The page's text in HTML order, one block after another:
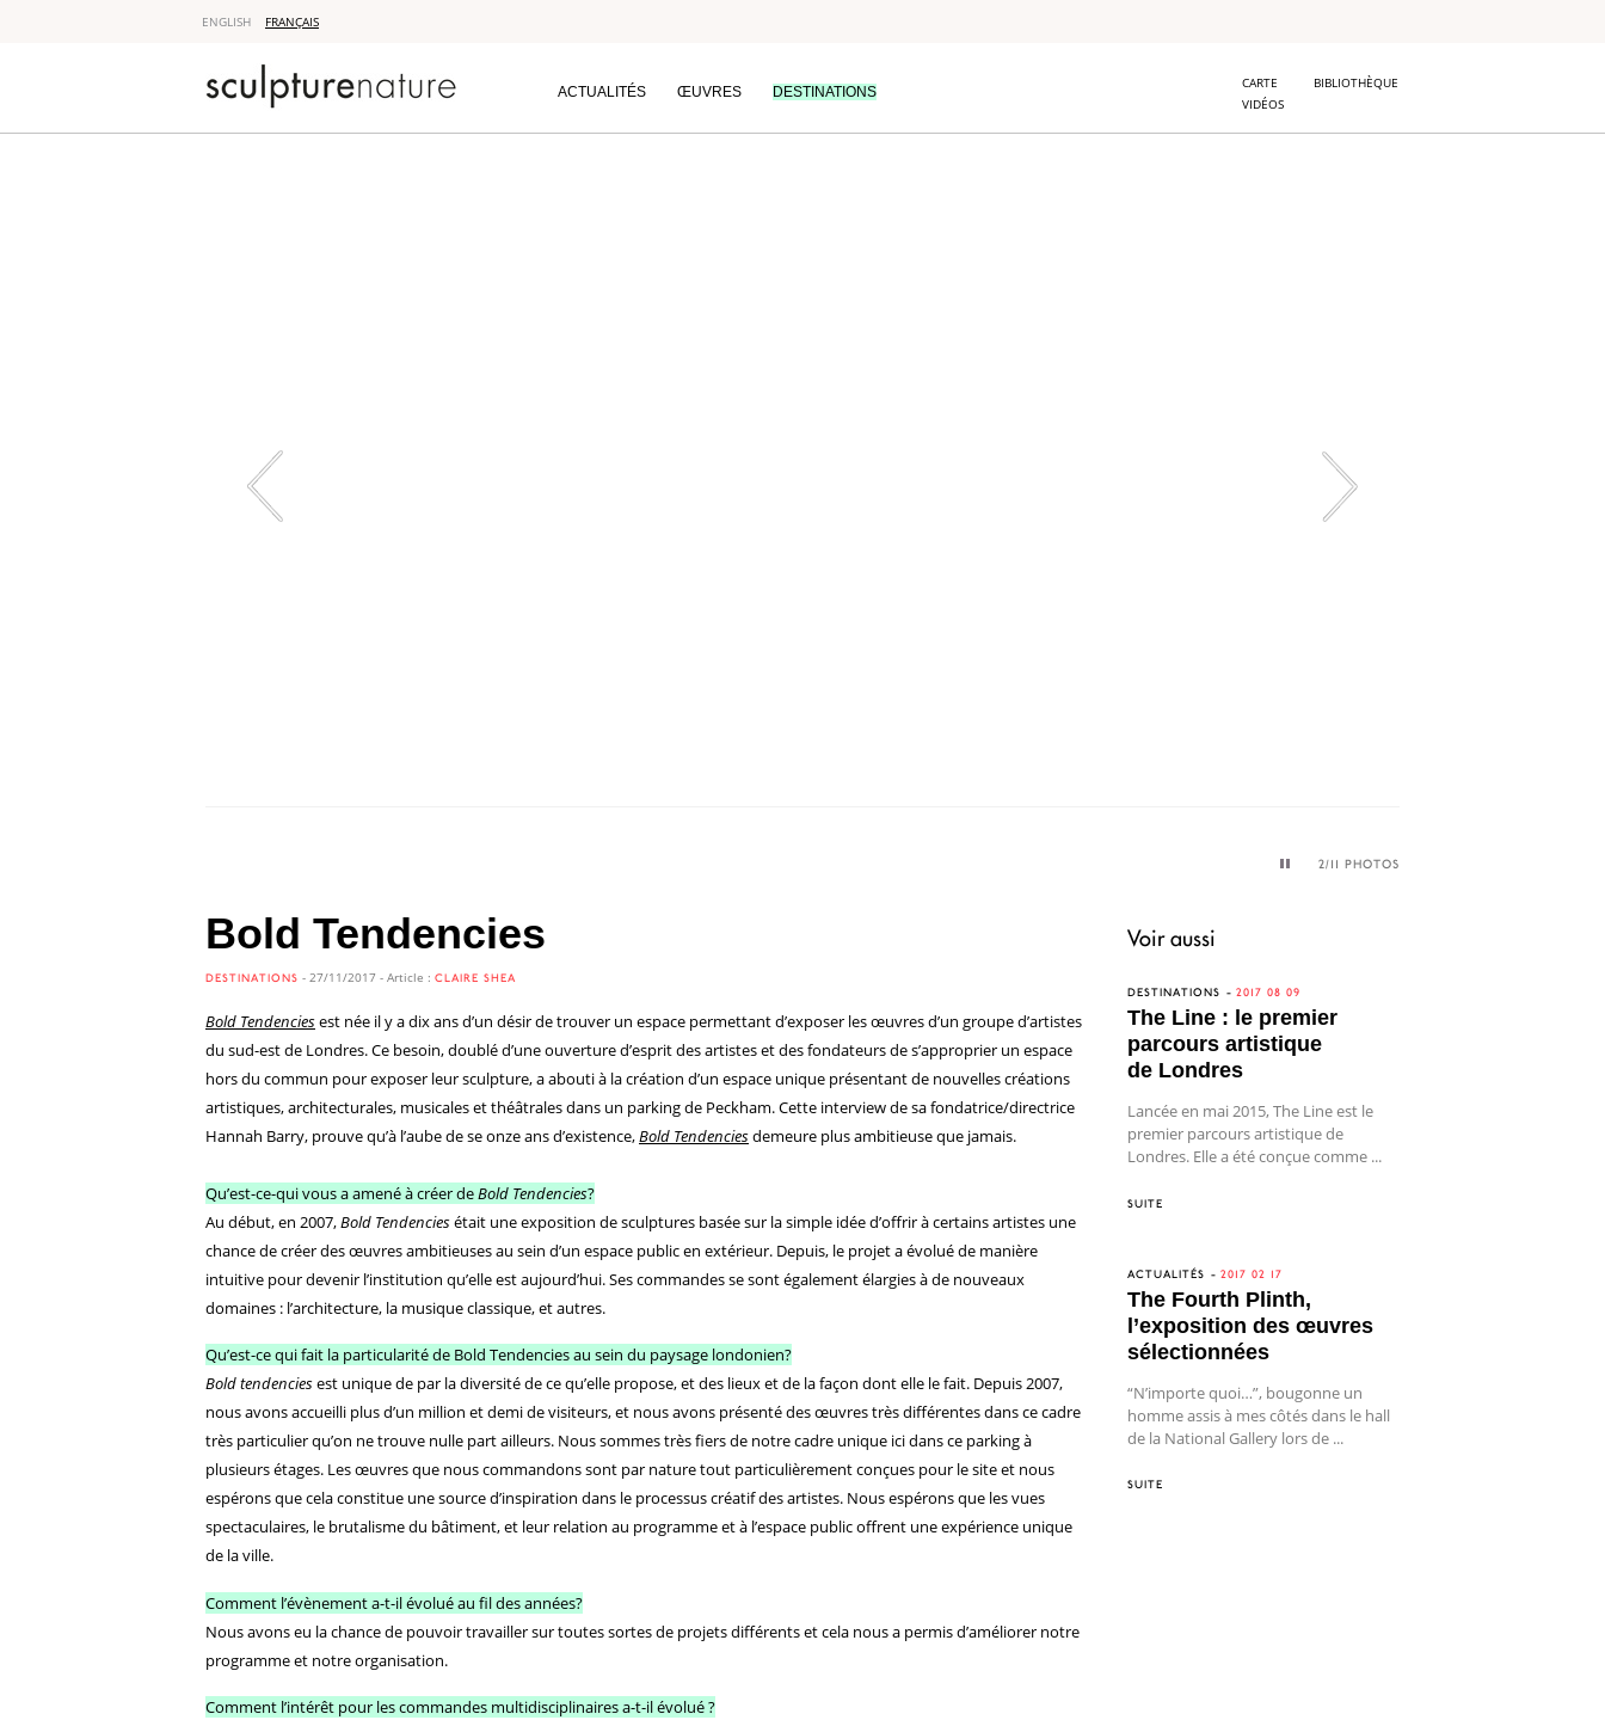
ENGLISH FRANÇAIS
ACTUALITÉS ŒUVRES DESTINATIONS
CARTE
BIBLIOTHÈQUE
VIDÉOS
2/11 PHOTOS
Voir aussi
DESTINATIONS 2017 08 09
The Line : le premier
parcours artistique
de Londres
Lancée en mai 2015, The Line est le
premier parcours artistique de
Londres. Elle a été conçue comme ...
SUITE
ACTUALITÉS 2017 02 17
The Fourth Plinth,
l’exposition des œuvres
sélectionnées
“N’importe quoi…”, bougonne un
homme assis à mes côtés dans le hall
de la National Gallery lors de ...
SUITE
Bold Tendencies
DESTINATIONS - 27/11/2017 - Article : CLAIRE SHEA
Bold Tendenciesest née il y a dix ans d’un désir de trouver un espace permettant d’exposer les œuvres d’un groupe d’artistes
du sud-est de Londres. Ce besoin, doublé d’une ouverture d’esprit des artistes et des fondateurs de s’approprier un espace
hors du commun pour exposer leur sculpture, a abouti à la création d’un espace unique présentant de nouvelles créations
artistiques, architecturales, musicales et théâtrales dans un parking de Peckham. Cette interview de sa fondatrice/directrice
Hannah Barry, prouve qu’à l’aube de se onze ans d’existence,Bold Tendenciesdemeure plus ambitieuse que jamais.
Qu’est-ce-qui vous a amené à créer deBold Tendencies?
Au début, en 2007,Bold Tendenciesétait une exposition de sculptures basée sur la simple idée d’offrir à certains artistes une
chance de créer des œuvres ambitieuses au sein d’un espace public en extérieur. Depuis, le projet a évolué de manière
intuitive pour devenir l’institution qu’elle est aujourd’hui. Ses commandes se sont également élargies à de nouveaux
domaines : l’architecture, la musique classique, et autres.
Qu’est-ce qui fait la particularité de Bold Tendencies au sein du paysage londonien?
Bold tendenciesest unique de par la diversité de ce qu’elle propose, et des lieux et de la façon dont elle le fait. Depuis 2007,
nous avons accueilli plus d’un million et demi de visiteurs, et nous avons présenté des œuvres très différentes dans ce cadre
très particulier qu’on ne trouve nulle part ailleurs. Nous sommes très fiers de notre cadre unique ici dans ce parking à
plusieurs étages. Les œuvres que nous commandons sont par nature tout particulièrement conçues pour le site et nous
espérons que cela constitue une source d’inspiration dans le processus créatif des artistes. Nous espérons que les vues
spectaculaires, le brutalisme du bâtiment, et leur relation au programme et à l’espace public offrent une expérience unique
de la ville.
Comment l’évènement a-t-il évolué au fil des années?
Nous avons eu la chance de pouvoir travailler sur toutes sortes de projets différents et cela nous a permis d’améliorer notre
programme et notre organisation.
Comment l’intérêt pour les commandes multidisciplinaires a-t-il évolué ?